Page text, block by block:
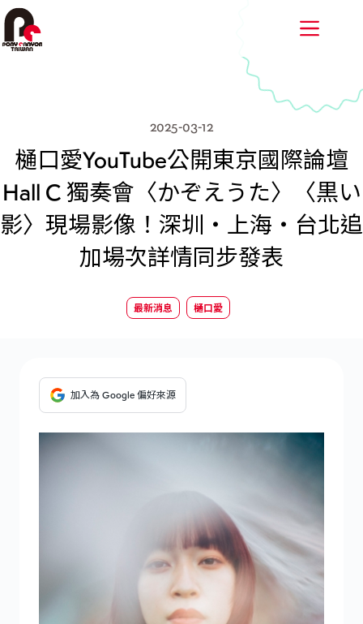
跳
至
主
2025-03-12
樋口愛YouTube公開東京國際論壇
Hall C 獨奏會〈かぞえうた〉〈黒い
影〉現場影像！深圳・上海・台北追
加場次詳情同步發表
最新消息 樋口愛
加入為 Google 偏好來源